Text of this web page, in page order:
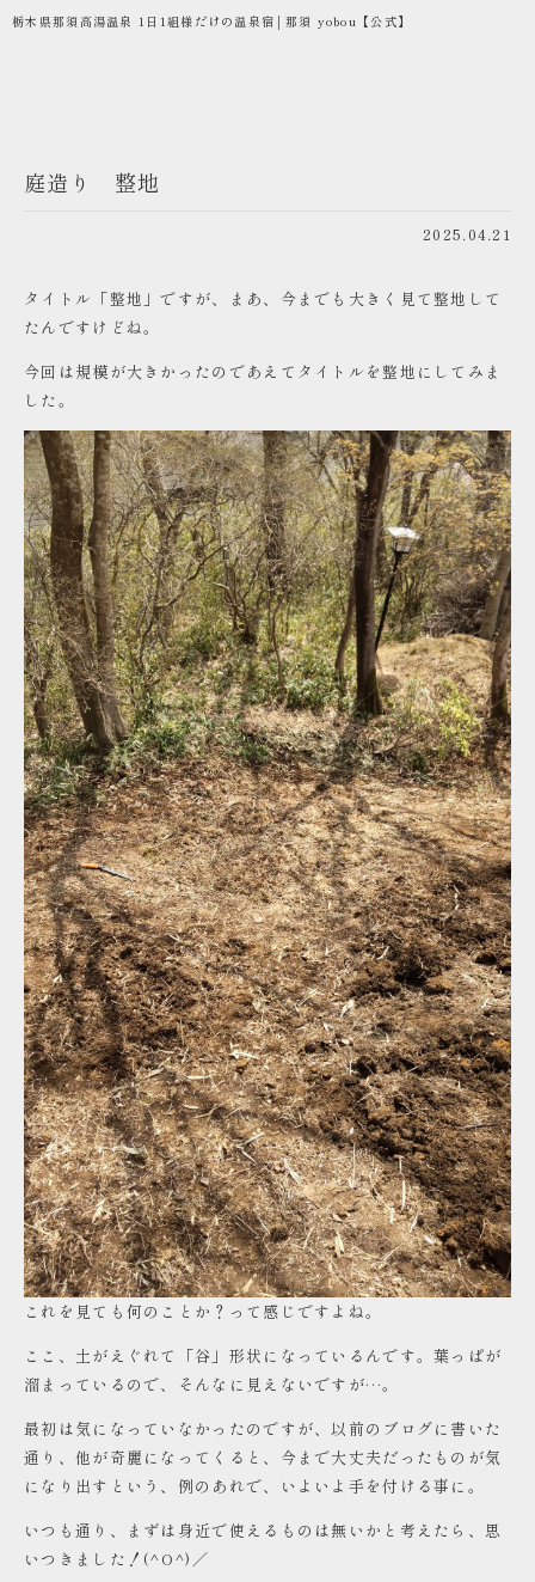
栃木県那須高湯温泉 1日1組様だけの温泉宿│那須 yobou【公式】
庭造り 整地
2025.04.21
タイトル「整地」ですが、まあ、今までも大きく見て整地して
たんですけどね。
今回は規模が大きかったのであえてタイトルを整地にしてみま
した。
これを見ても何のことか？って感じですよね。
ここ、土がえぐれて「谷」形状になっているんです。葉っぱが
溜まっているので、そんなに見えないですが…。
最初は気になっていなかったのですが、以前のブログに書いた
通り、他が奇麗になってくると、今まで大丈夫だったものが気
になり出すという、例のあれで、いよいよ手を付ける事に。
いつも通り、まずは身近で使えるものは無いかと考えたら、思
いつきました！(^O^)／